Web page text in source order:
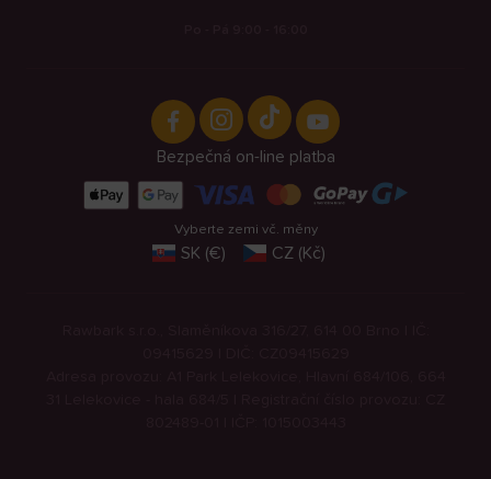
Bezpečná on-line platba
Vyberte zemi vč. měny
SK (€) CZ (Kč)